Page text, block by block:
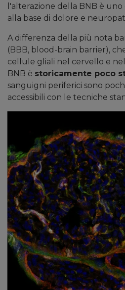
l'alterazione della BNB è
alla base di dolore e
A differenza della più nota
(BBB, blood-brain barrier),
cellule gliali nel cervello e
BNB è storicamente poco
sanguigni periferici sono
accessibili con le tecniche